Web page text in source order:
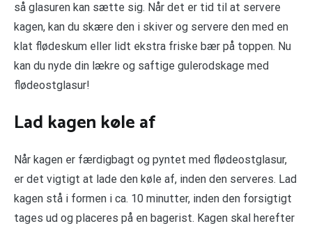
så glasuren kan sætte sig. Når det er tid til at servere
kagen, kan du skære den i skiver og servere den med en
klat flødeskum eller lidt ekstra friske bær på toppen. Nu
kan du nyde din lækre og saftige gulerodskage med
flødeostglasur!
Lad kagen køle af
Når kagen er færdigbagt og pyntet med flødeostglasur,
er det vigtigt at lade den køle af, inden den serveres. Lad
kagen stå i formen i ca. 10 minutter, inden den forsigtigt
tages ud og placeres på en bagerist. Kagen skal herefter